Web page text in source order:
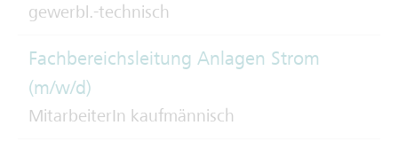
gewerbl.-technisch
Fachbereichsleitung Anlagen Strom
(m/w/d)
MitarbeiterIn kaufmännisch